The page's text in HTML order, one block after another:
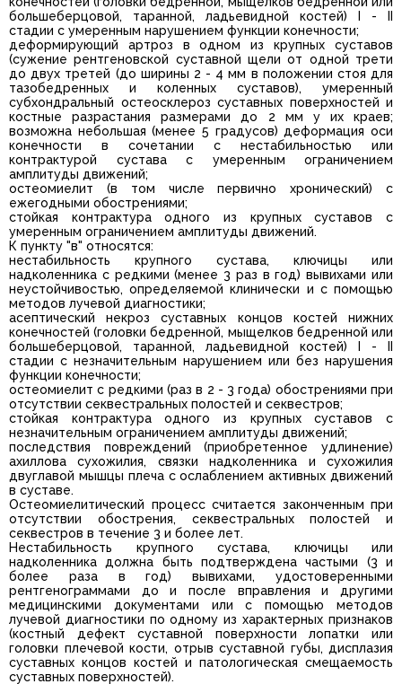
большеберцовой, таранной, ладьевидной костей) I - II
стадии с умеренным нарушением функции конечности;
деформирующий артроз в одном из крупных суставов
(сужение рентгеновской суставной щели от одной трети
до двух третей (до ширины 2 - 4 мм в положении стоя для
тазобедренных и коленных суставов), умеренный
субхондральный остеосклероз суставных поверхностей и
костные разрастания размерами до 2 мм у их краев;
возможна небольшая (менее 5 градусов) деформация оси
конечности в сочетании с нестабильностью или
контрактурой сустава с умеренным ограничением
амплитуды движений;
остеомиелит (в том числе первично хронический) с
ежегодными обострениями;
стойкая контрактура одного из крупных суставов с
умеренным ограничением амплитуды движений.
К пункту "в" относятся:
нестабильность крупного сустава, ключицы или
надколенника с редкими (менее 3 раз в год) вывихами или
неустойчивостью, определяемой клинически и с помощью
методов лучевой диагностики;
асептический некроз суставных концов костей нижних
конечностей (головки бедренной, мыщелков бедренной или
большеберцовой, таранной, ладьевидной костей) I - II
стадии с незначительным нарушением или без нарушения
функции конечности;
остеомиелит с редкими (раз в 2 - 3 года) обострениями при
отсутствии секвестральных полостей и секвестров;
стойкая контрактура одного из крупных суставов с
незначительным ограничением амплитуды движений;
последствия повреждений (приобретенное удлинение)
ахиллова сухожилия, связки надколенника и сухожилия
двуглавой мышцы плеча с ослаблением активных движений
в суставе.
Остеомиелитический процесс считается законченным при
отсутствии обострения, секвестральных полостей и
секвестров в течение 3 и более лет.
Нестабильность крупного сустава, ключицы или
надколенника должна быть подтверждена частыми (3 и
более раза в год) вывихами, удостоверенными
рентгенограммами до и после вправления и другими
медицинскими документами или с помощью методов
лучевой диагностики по одному из характерных признаков
(костный дефект суставной поверхности лопатки или
головки плечевой кости, отрыв суставной губы, дисплазия
суставных концов костей и патологическая смещаемость
суставных поверхностей).